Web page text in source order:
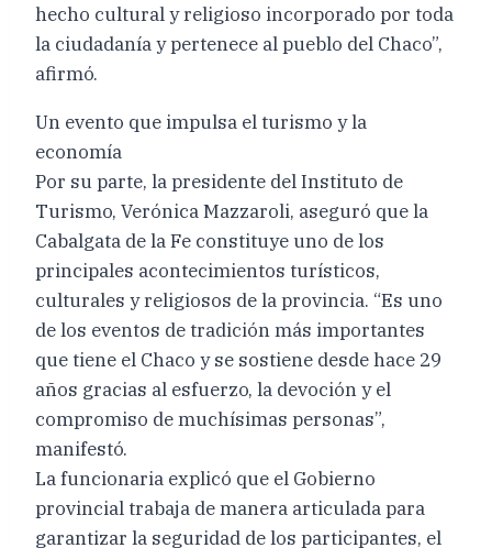
hecho cultural y religioso incorporado por toda
la ciudadanía y pertenece al pueblo del Chaco”,
afirmó.
Un evento que impulsa el turismo y la
economía
Por su parte, la presidente del Instituto de
Turismo, Verónica Mazzaroli, aseguró que la
Cabalgata de la Fe constituye uno de los
principales acontecimientos turísticos,
culturales y religiosos de la provincia. “Es uno
de los eventos de tradición más importantes
que tiene el Chaco y se sostiene desde hace 29
años gracias al esfuerzo, la devoción y el
compromiso de muchísimas personas”,
manifestó.
La funcionaria explicó que el Gobierno
provincial trabaja de manera articulada para
garantizar la seguridad de los participantes, el